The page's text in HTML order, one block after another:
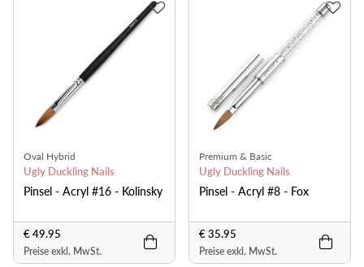
Oval Hybrid
Ugly Duckling Nails
Pinsel - Acryl #16 - Kolinsky
€ 49.95
Preise exkl. MwSt.
Premium & Basic
Ugly Duckling Nails
Pinsel - Acryl #8 - Fox
€ 35.95
Preise exkl. MwSt.